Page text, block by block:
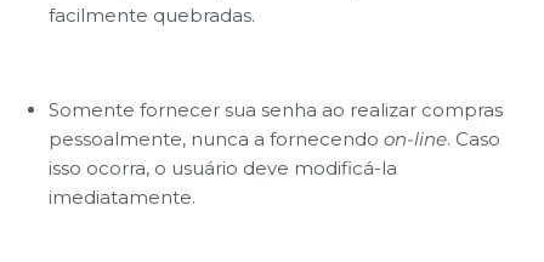
facilmente quebradas.
Somente fornecer sua senha ao realizar compras
pessoalmente, nunca a fornecendo on-line. Caso
isso ocorra, o usuário deve modificá-la
imediatamente.